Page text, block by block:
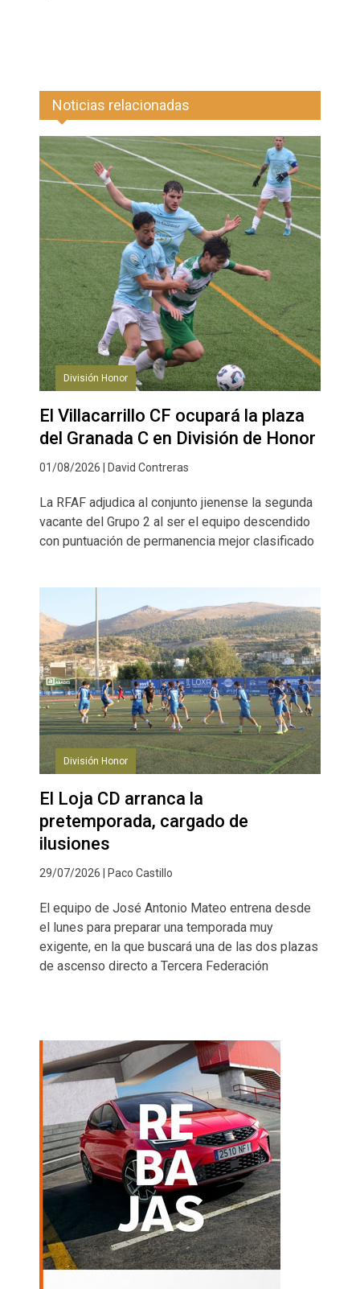
Noticias relacionadas
División Honor
El Villacarrillo CF ocupará la plaza
del Granada C en División de Honor
01/08/2026 | David Contreras
La RFAF adjudica al conjunto jienense la segunda
vacante del Grupo 2 al ser el equipo descendido
con puntuación de permanencia mejor clasificado
División Honor
El Loja CD arranca la
pretemporada, cargado de
ilusiones
29/07/2026 | Paco Castillo
El equipo de José Antonio Mateo entrena desde
el lunes para preparar una temporada muy
exigente, en la que buscará una de las dos plazas
de ascenso directo a Tercera Federación